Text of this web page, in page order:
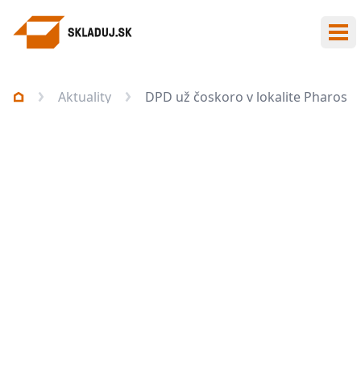
Aktuality DPD už čoskoro v lokalite Pharos